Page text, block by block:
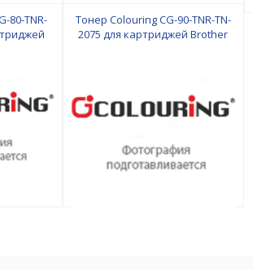
80-TNR-
Тонер Colouring CG-90-TNR-TN-
2075 для картриджей Brother